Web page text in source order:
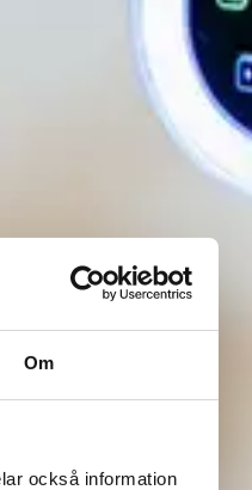
Om
också information